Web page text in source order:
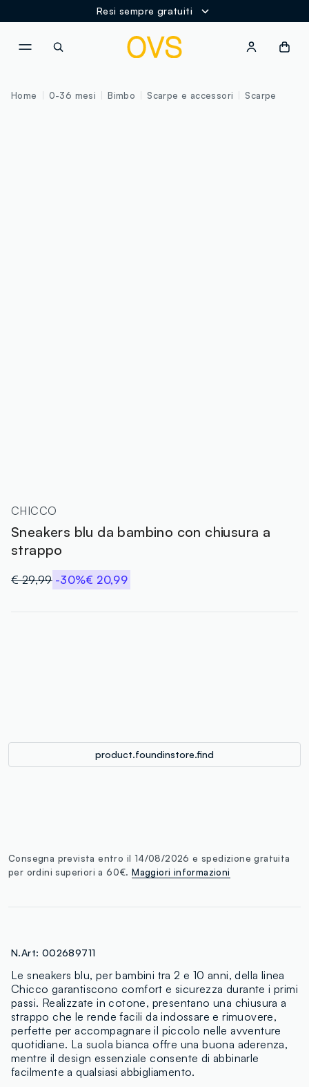
Resi sempre gratuiti
Home 0-36 mesi Bimbo Scarpe e accessori Scarpe
CHICCO
Sneakers blu da bambino con chiusura a
strappo
€ 29,99 -30%€ 20,99
product.foundinstore.find
Consegna prevista entro il 14/08/2026 e spedizione gratuita
per ordini superiori a 60€.Maggiori informazioni
N.Art: 002689711
Le sneakers blu, per bambini tra 2 e 10 anni, della linea
Chicco garantiscono comfort e sicurezza durante i primi
passi. Realizzate in cotone, presentano una chiusura a
strappo che le rende facili da indossare e rimuovere,
perfette per accompagnare il piccolo nelle avventure
quotidiane. La suola bianca offre una buona aderenza,
mentre il design essenziale consente di abbinarle
facilmente a qualsiasi abbigliamento.